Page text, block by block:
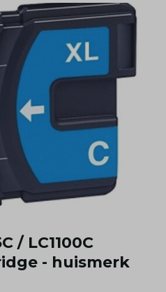
/ LC1100C
- huismerk